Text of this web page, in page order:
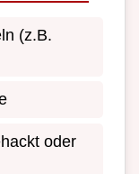
(z.B.
oder